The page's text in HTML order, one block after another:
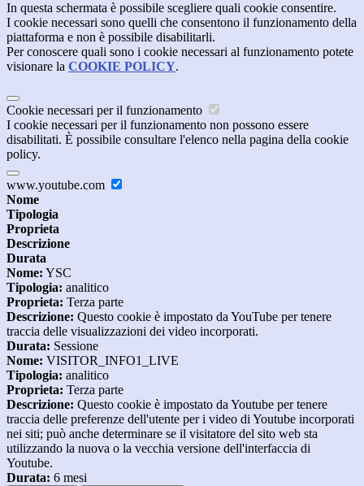
In questa schermata è possibile scegliere quali cookie consentire.
I cookie necessari sono quelli che consentono il funzionamento della
piattaforma e non è possibile disabilitarli.
Per conoscere quali sono i cookie necessari al funzionamento potete
visionare la COOKIE POLICY.
Cookie necessari per il funzionamento
I cookie necessari per il funzionamento non possono essere
disabilitati. È possibile consultare l'elenco nella pagina della cookie
policy.
www.youtube.com
Nome
Tipologia
Proprieta
Descrizione
Durata
Nome: YSC
Tipologia: analitico
Proprieta: Terza parte
Descrizione: Questo cookie è impostato da YouTube per tenere
traccia delle visualizzazioni dei video incorporati.
Durata: Sessione
Nome: VISITOR_INFO1_LIVE
Tipologia: analitico
Proprieta: Terza parte
Descrizione: Questo cookie è impostato da Youtube per tenere
traccia delle preferenze dell'utente per i video di Youtube incorporati
nei siti; può anche determinare se il visitatore del sito web sta
utilizzando la nuova o la vecchia versione dell'interfaccia di
Youtube.
Durata: 6 mesi